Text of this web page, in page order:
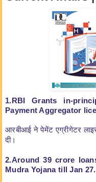
1.RBI Grants in-
Payment Aggregator
आरबीआई ने पेमेंट एग्रीगेटर
दी।
2.Around 39 crore
Mudra Yojana tillJan 27.